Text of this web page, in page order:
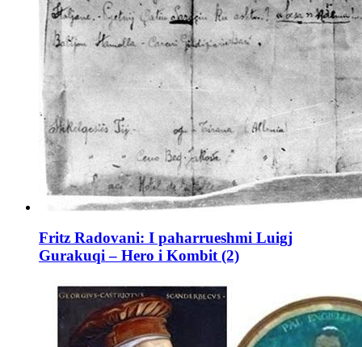
Fritz Radovani: I paharrueshmi Luigj
Gurakuqi – Hero i Kombit (2)